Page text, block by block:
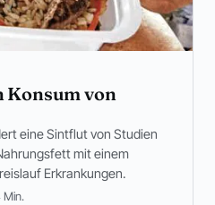
Konsum von
eine Sintflut von Studien
mit einem
Erkrankungen.
Min.